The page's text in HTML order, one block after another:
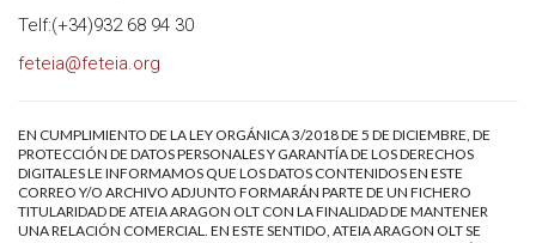
Telf:(+34)932 68 94 30
feteia@feteia.org
EN CUMPLIMIENTO DE LA LEY ORGÁNICA 3/2018 DE 5 DE DICIEMBRE, DE
PROTECCIÓN DE DATOS PERSONALES Y GARANTÍA DE LOS DERECHOS
DIGITALES LE INFORMAMOS QUE LOS DATOS CONTENIDOS EN ESTE
CORREO Y/O ARCHIVO ADJUNTO FORMARÁN PARTE DE UN FICHERO
TITULARIDAD DE ATEIA ARAGON OLT CON LA FINALIDAD DE MANTENER
UNA RELACIÓN COMERCIAL. EN ESTE SENTIDO, ATEIA ARAGON OLT SE